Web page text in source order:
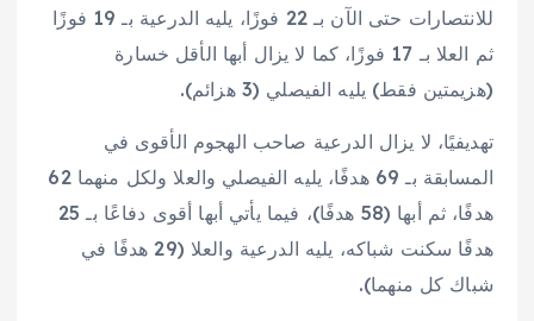
للانتصارات حتى الآن بـ 22 فوزًا، يليه الدرعية بـ 19 فوزًا
ثم العلا بـ 17 فوزًا، كما لا يزال أبها الأقل خسارة
(هزيمتين فقط) يليه الفيصلي (3 هزائم).
تهديفيًا، لا يزال الدرعية صاحب الهجوم الأقوى في
المسابقة بـ 69 هدفًا، يليه الفيصلي والعلا ولكل منهما 62
هدفًا، ثم أبها (58 هدفًا)، فيما يأتي أبها أقوى دفاعًا بـ 25
هدفًا سكنت شباكه، يليه الدرعية والعلا (29 هدفًا في
شباك كل منهما).